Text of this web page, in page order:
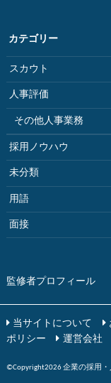
カテゴリー
スカウト
人事評価
その他人事業務
採用ノウハウ
未分類
用語
面接
監修者プロフィール
当サイトについて
ポリシー
運営会社
©Copyright2026企業の採用・